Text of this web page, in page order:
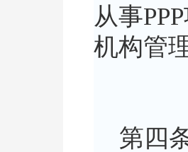
从事
机构管
第四